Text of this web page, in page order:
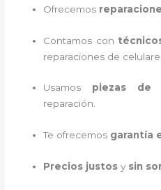
Ofrecemos
Contamos con
reparaciones de
Usamos piezas de
reparación.
Te ofrecemos garantía
Precios justos y sin